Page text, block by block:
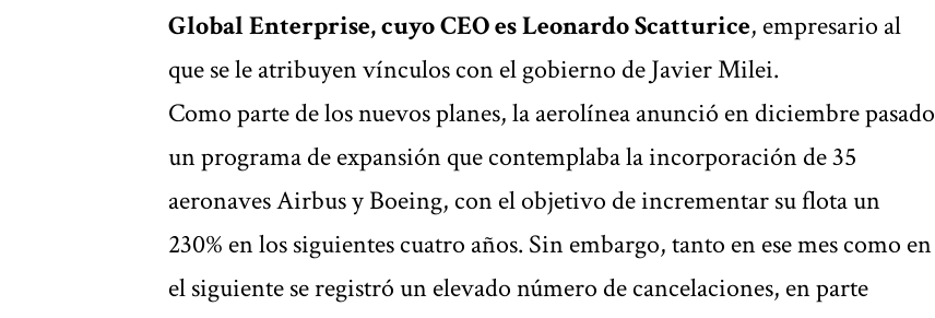
Global Enterprise, cuyo CEO es Leonardo Scatturice, empresario al
que se le atribuyen vínculos con el gobierno de Javier Milei.
Como parte de los nuevos planes, la aerolínea anunció en diciembre pasado
un programa de expansión que contemplaba la incorporación de 35
aeronaves Airbus y Boeing, con el objetivo de incrementar su flota un
230% en los siguientes cuatro años. Sin embargo, tanto en ese mes como en
el siguiente se registró un elevado número de cancelaciones, en parte